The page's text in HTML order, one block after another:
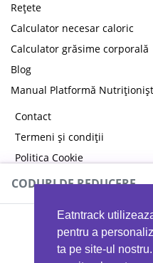
Eatntrack
pentru a
ta pe site-ul
Rețete
Calculator necesar caloric
Calculator grăsime corporală
Blog
Manual Platformă
Contact
Termeni și condiții
Politica Cookie
Politica de confidențialitate
CODURI DE REDUCERE